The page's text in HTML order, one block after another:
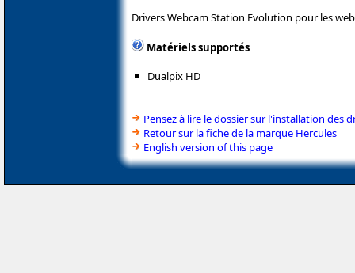
Drivers Webcam Station Evolution pour les
Matériels supportés
Dualpix HD
Pensez à lire le dossier sur l'installation des
Retour sur la fiche de la marque Hercules
English version of this page